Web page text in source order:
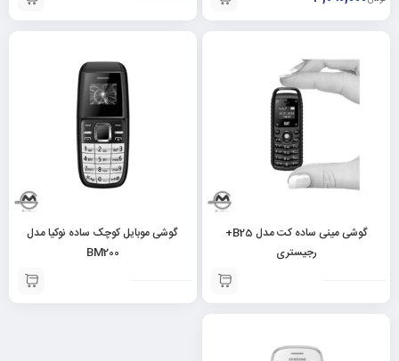
گوشی مینی ساده کت مدل B25+
رجیستری
گوشی موبایل کوچک ساده نوکیا مدل
BM200